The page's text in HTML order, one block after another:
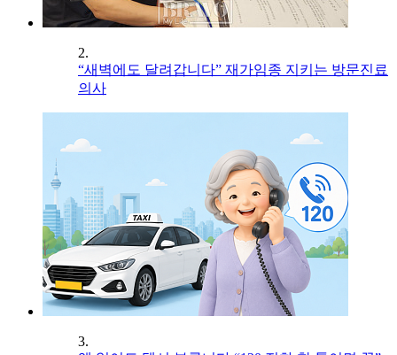
2.
“새벽에도 달려갑니다” 재가임종 지키는 방문진료
의사
3.